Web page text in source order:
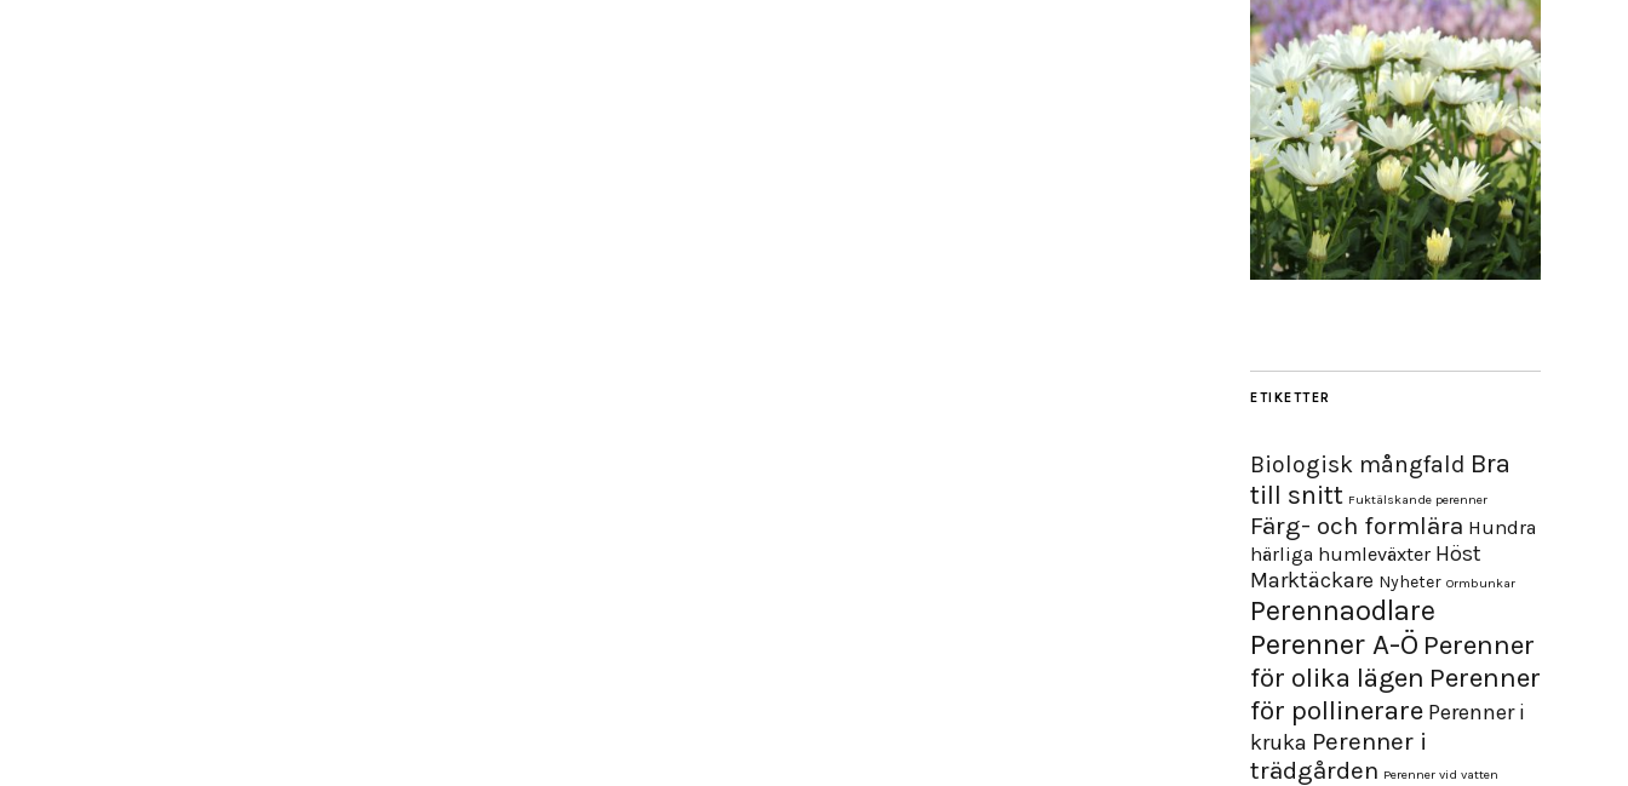
ETIKETTER
Biologisk mångfald Bra
till snitt Fuktälskande perenner
Färg- och formlära Hundra
härliga humleväxter Höst
Marktäckare Nyheter Ormbunkar
Perennaodlare
Perenner A-Ö Perenner
för olika lägen Perenner
för pollinerare Perenner i
kruka Perenner i
trädgården Perenner vid vatten